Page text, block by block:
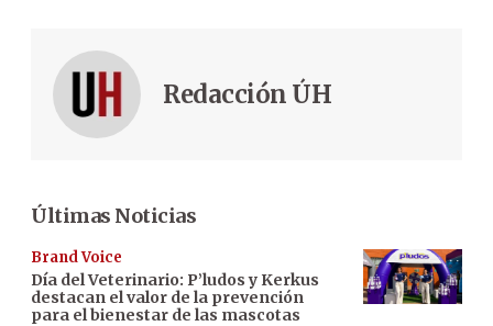
Redacción ÚH
Últimas Noticias
Brand Voice
Día del Veterinario: P’ludos y Kerkus
destacan el valor de la prevención
para el bienestar de las mascotas